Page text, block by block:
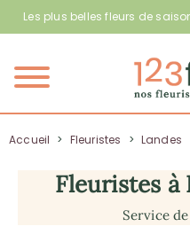
Les plus belles fleurs de
Menu
Accueil > Fleuristes > Landes
Fleuristes à
Service